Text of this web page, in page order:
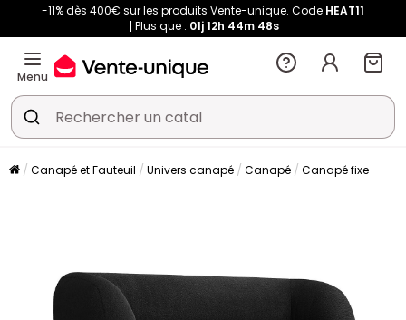
-11% dès 400€ sur les produits Vente-unique. Code HEAT11
Plus que : 01j12h 44m 47s
Menu
Canapé et Fauteuil Univers canapé Canapé Canapé fixe